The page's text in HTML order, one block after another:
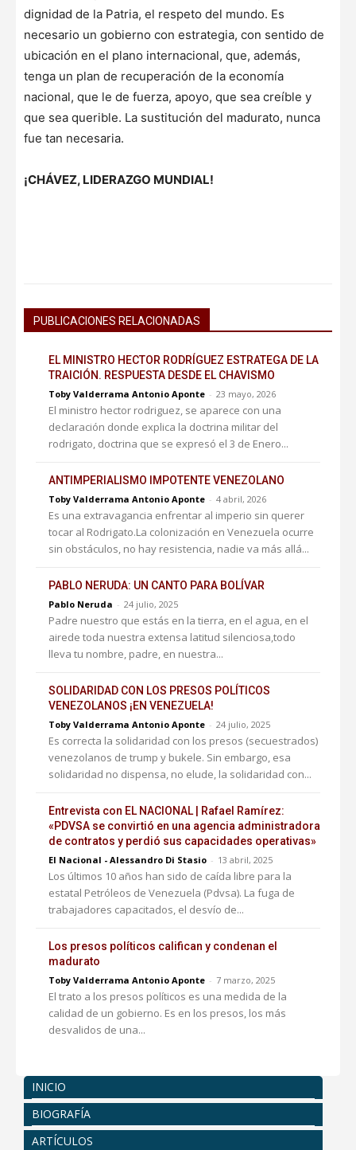
dignidad de la Patria, el respeto del mundo. Es
necesario un gobierno con estrategia, con sentido de
ubicación en el plano internacional, que, además,
tenga un plan de recuperación de la economía
nacional, que le de fuerza, apoyo, que sea creíble y
que sea querible. La sustitución del madurato, nunca
fue tan necesaria.
¡CHÁVEZ, LIDERAZGO MUNDIAL!
PUBLICACIONES RELACIONADAS
EL MINISTRO HECTOR RODRÍGUEZ ESTRATEGA DE LA
TRAICIÓN. RESPUESTA DESDE EL CHAVISMO
Toby Valderrama Antonio Aponte - 23 mayo, 2026
El ministro hector rodriguez, se aparece con una
declaración donde explica la doctrina militar del
rodrigato, doctrina que se expresó el 3 de Enero...
ANTIMPERIALISMO IMPOTENTE VENEZOLANO
Toby Valderrama Antonio Aponte - 4 abril, 2026
Es una extravagancia enfrentar al imperio sin querer
tocar al Rodrigato.La colonización en Venezuela ocurre
sin obstáculos, no hay resistencia, nadie va más allá...
PABLO NERUDA: UN CANTO PARA BOLÍVAR
Pablo Neruda - 24 julio, 2025
Padre nuestro que estás en la tierra, en el agua, en el
airede toda nuestra extensa latitud silenciosa,todo
lleva tu nombre, padre, en nuestra...
SOLIDARIDAD CON LOS PRESOS POLÍTICOS
VENEZOLANOS ¡EN VENEZUELA!
Toby Valderrama Antonio Aponte - 24 julio, 2025
Es correcta la solidaridad con los presos (secuestrados)
venezolanos de trump y bukele. Sin embargo, esa
solidaridad no dispensa, no elude, la solidaridad con...
Entrevista con EL NACIONAL | Rafael Ramírez:
«PDVSA se convirtió en una agencia administradora
de contratos y perdió sus capacidades operativas»
El Nacional - Alessandro Di Stasio - 13 abril, 2025
Los últimos 10 años han sido de caída libre para la
estatal Petróleos de Venezuela (Pdvsa). La fuga de
trabajadores capacitados, el desvío de...
Los presos políticos califican y condenan el
madurato
Toby Valderrama Antonio Aponte - 7 marzo, 2025
El trato a los presos políticos es una medida de la
calidad de un gobierno. Es en los presos, los más
desvalidos de una...
INICIO
BIOGRAFÍA
ARTÍCULOS